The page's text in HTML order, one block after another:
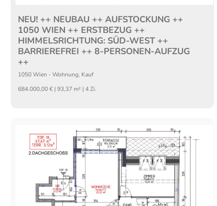
NEU! ++ NEUBAU ++ AUFSTOCKUNG ++
1050 WIEN ++ ERSTBEZUG ++
HIMMELSRICHTUNG: SÜD-WEST ++
BARRIEREFREI ++ 8-PERSONEN-AUFZUG
++
1050 Wien -Wohnung, Kauf
684.000,00 € | 93,37 m² | 4 Zi.